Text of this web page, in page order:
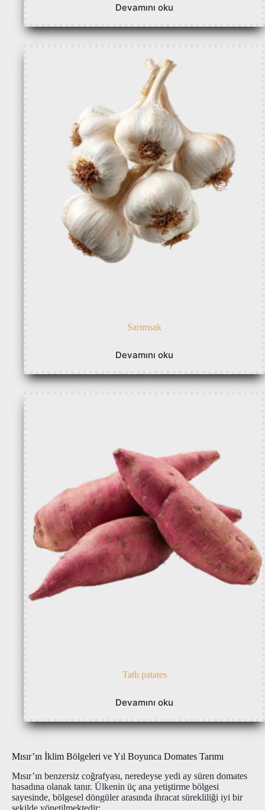
Devamını oku
Sarımsak
Devamını oku
Tatlı patates
Devamını oku
Mısır’ın İklim Bölgeleri ve Yıl Boyunca Domates Tarımı
Mısır’ın benzersiz coğrafyası, neredeyse yedi ay süren domates
hasadına olanak tanır. Ülkenin üç ana yetiştirme bölgesi
sayesinde, bölgesel döngüler arasında ihracat sürekliliği iyi bir
şekilde yönetilmektedir: